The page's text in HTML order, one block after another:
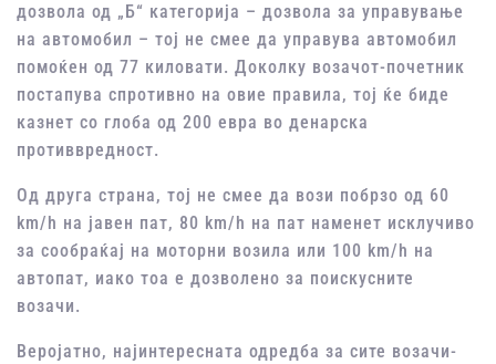
дозвола од „Б“ категорија – дозвола за управување
на автомобил – тој не смее да управува автомобил
помоќен од 77 киловати. Доколку возачот-почетник
постапува спротивно на овие правила, тој ќе биде
казнет со глоба од 200 евра во денарска
противвредност.
Од друга страна, тој не смее да вози побрзо од 60
km/h на јавен пат, 80 km/h на пат наменет исклучиво
за сообраќај на моторни возила или 100 km/h на
автопат, иако тоа е дозволено за поискусните
возачи.
Веројатно, најинтересната одредба за сите возачи-